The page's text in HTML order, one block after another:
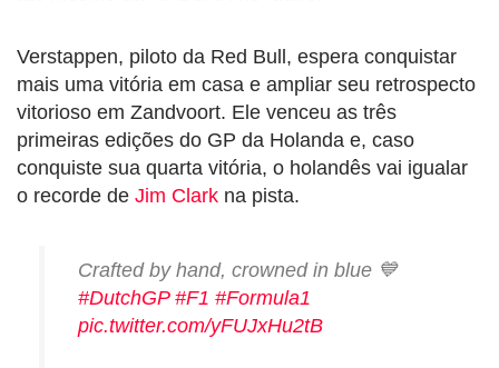
Verstappen, piloto da Red Bull, espera conquistar
mais uma vitória em casa e ampliar seu retrospecto
vitorioso em Zandvoort. Ele venceu as três
primeiras edições do GP da Holanda e, caso
conquiste sua quarta vitória, o holandês vai igualar
o recorde de Jim Clark na pista.
Crafted by hand, crowned in blue 💙
#DutchGP #F1 #Formula1
pic.twitter.com/yFUJxHu2tB